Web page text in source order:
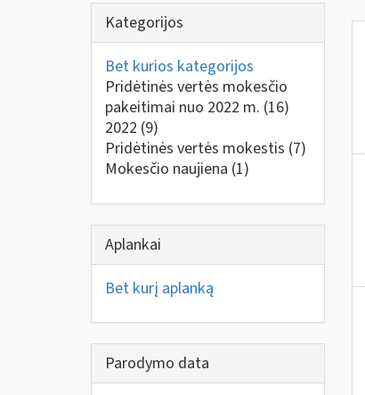
Kategorijos
Bet kurios kategorijos
Pridėtinės vertės mokesčio
pakeitimai nuo 2022 m. (16)
2022 (9)
Pridėtinės vertės mokestis (7)
Mokesčio naujiena (1)
Aplankai
Bet kurį aplanką
Parodymo data